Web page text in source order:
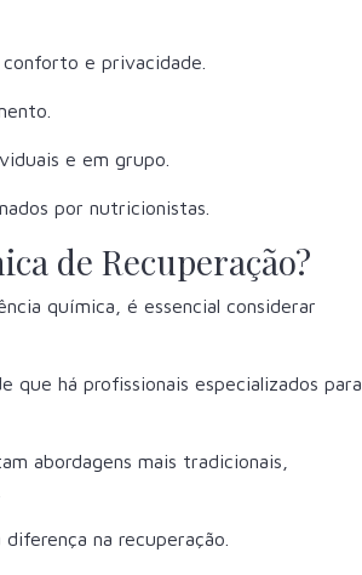
e privacidade.
e em grupo.
por nutricionistas.
de Recuperação?
química, é essencial considerar
há profissionais especializados para
abordagens mais tradicionais,
na recuperação.